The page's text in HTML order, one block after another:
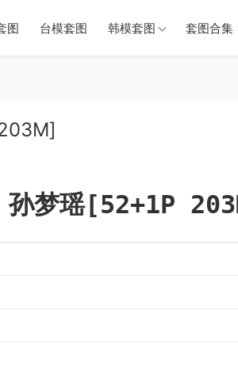
图 台模套图 韩模套图 套图合集
梦瑶[52+1P